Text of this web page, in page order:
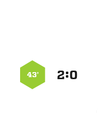
:
43’